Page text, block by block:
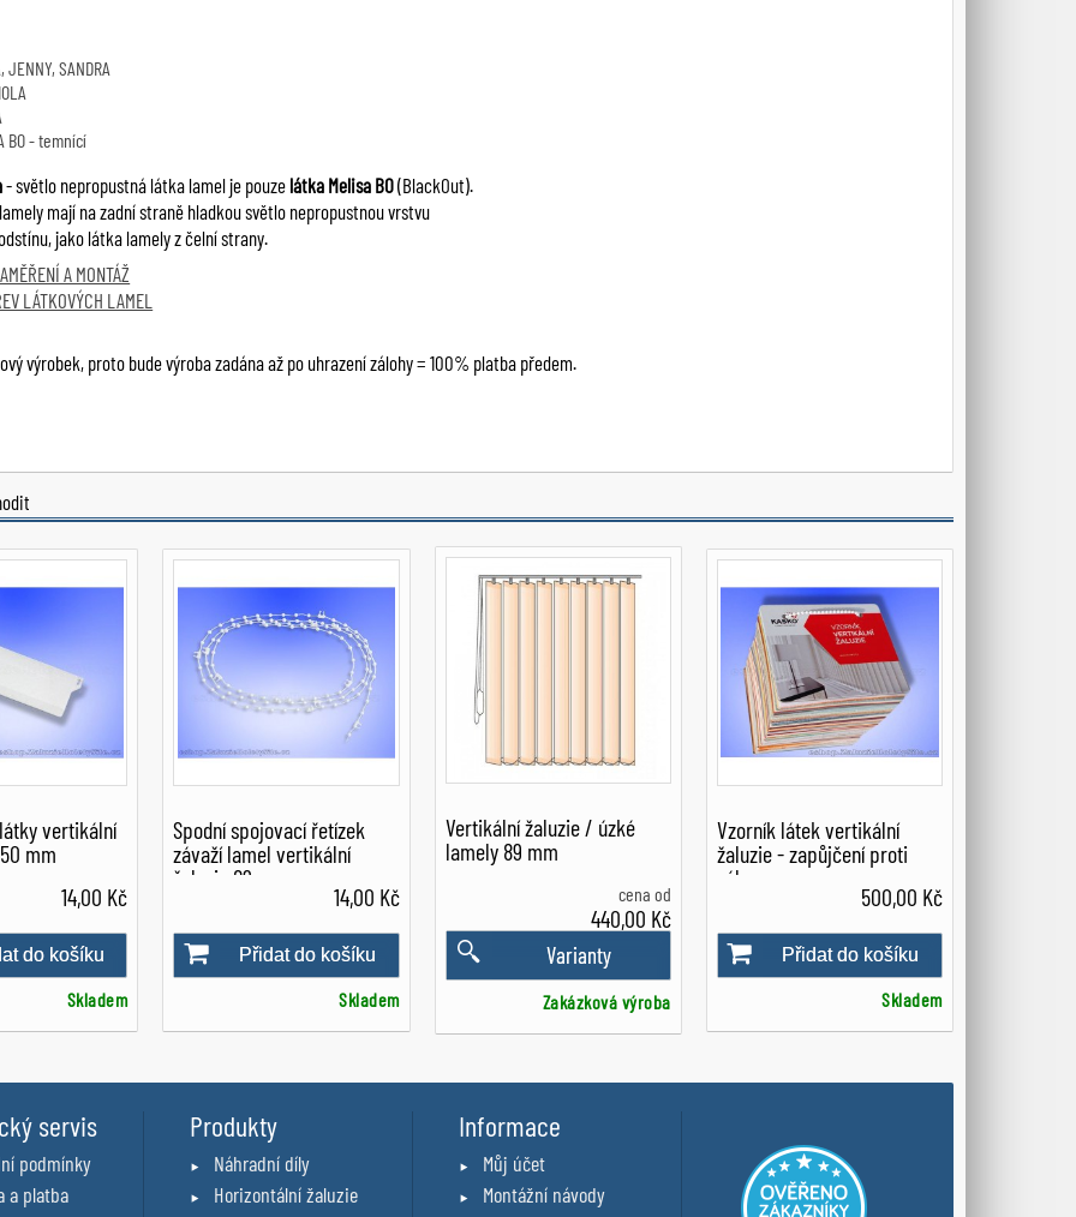
JENNY, SANDRA
BO - temnící
- světlo nepropustná látka lamel je pouze látka Melisa BO(BlackOut).
mají na zadní straně hladkou světlo nepropustnou vrstvu
jako látka lamely z čelní strany.
A MONTÁŽ
LÁTKOVÝCH LAMEL
výrobek, proto bude výroba zadána až po uhrazení zálohy = 100% platba předem.
vertikální
mm
14,00 Kč
do košíku
Skladem
Spodní spojovací řetízek
závaží lamel vertikální
žaluzie 89 mm
14,00 Kč
Přidat do košíku
Skladem
Vertikální žaluzie / úzké
lamely 89 mm
cena od
440,00 Kč
Varianty
Zakázková výroba
Vzorník látek vertikální
žaluzie - zapůjčení proti
záloze
500,00 Kč
Přidat do košíku
Skladem
servis
podmínky
a platba
Produkty
Náhradní díly
Horizontální žaluzie
Informace
Můj účet
Montážní návody